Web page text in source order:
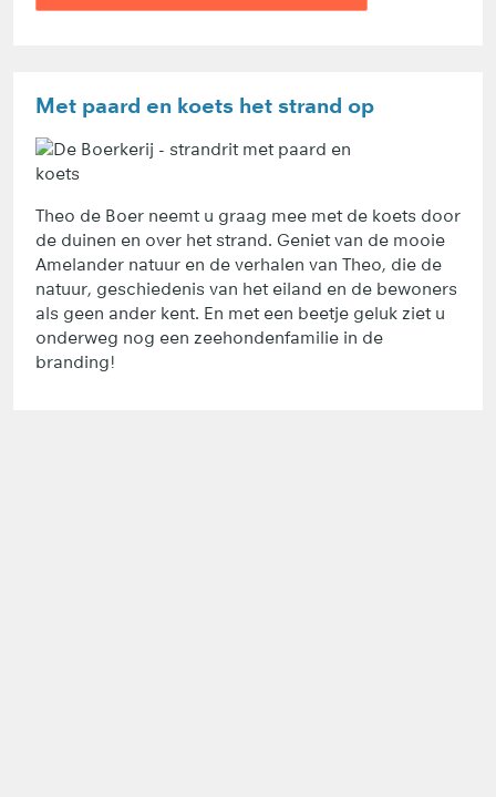
Met paard en koets het strand op
Theo de Boer neemt u graag mee met de koets door
de duinen en over het strand. Geniet van de mooie
Amelander natuur en de verhalen van Theo, die de
natuur, geschiedenis van het eiland en de bewoners
als geen ander kent. En met een beetje geluk ziet u
onderweg nog een zeehondenfamilie in de
branding!